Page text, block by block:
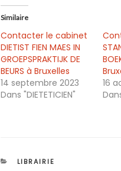
Similaire
Contacter le cabinet
DIETIST FIEN MAES IN
GROEPSPRAKTIJK DE
BEURS à Bruxelles
14 septembre 2023
Dans "DIETETICIEN"
16
CATÉGORIES
LIBRAIRIE